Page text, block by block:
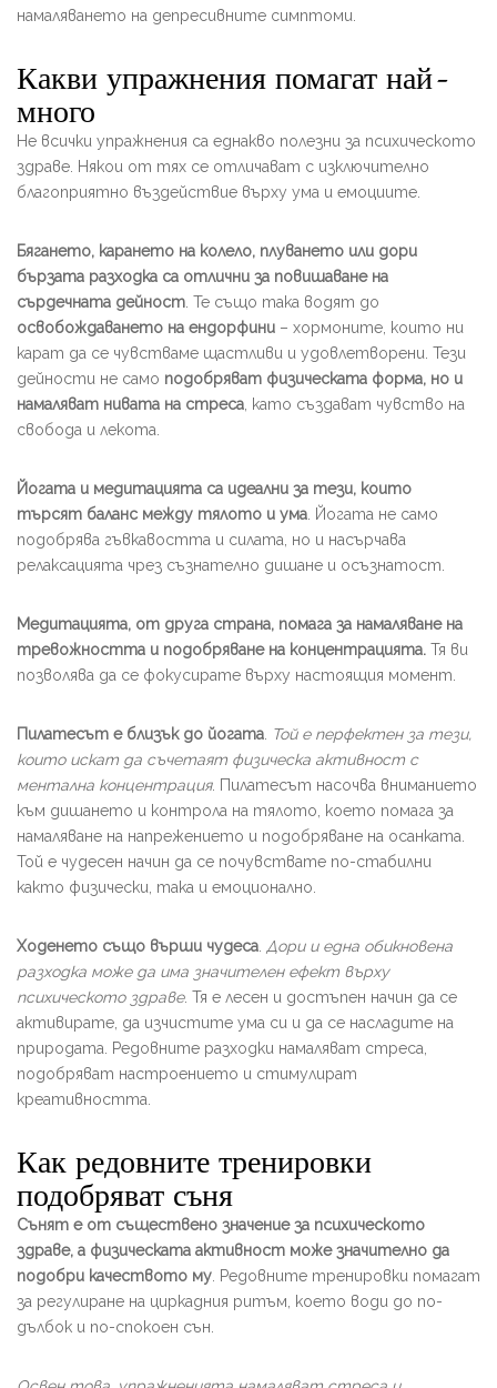
намаляването на депресивните симптоми.
Какви упражнения помагат най-
много
Не всички упражнения са еднакво полезни за психическото
здраве. Някои от тях се отличават с изключително
благоприятно въздействие върху ума и емоциите.
Бягането, карането на колело, плуването или дори
бързата разходка са отлични за повишаване на
сърдечната дейност . Те също така водят до
освобождаването на ендорфини – хормоните, които ни
карат да се чувстваме щастливи и удовлетворени. Тези
дейности не само подобряват физическата форма, но и
намаляват нивата на стреса , като създават чувство на
свобода и лекота.
Йогата и медитацията са идеални за тези, които
търсят баланс между тялото и ума . Йогата не само
подобрява гъвкавостта и силата, но и насърчава
релаксацията чрез съзнателно дишане и осъзнатост.
Медитацията, от друга страна, помага за намаляване на
тревожността и подобряване на концентрацията. Тя ви
позволява да се фокусирате върху настоящия момент.
Пилатесът е близък до йогата Той е перфектен за тези,
които искат да съчетаят физическа активност с
ментална концентрация. Пилатесът насочва вниманието
към дишането и контрола на тялото, което помага за
намаляване на напрежението и подобряване на осанката.
Той е чудесен начин да се почувствате по-стабилни
както физически, така и емоционално.
Ходенето също върши чудеса Дори и една обикновена
разходка може да има значителен ефект върху
психическото здраве. Тя е лесен и достъпен начин да се
активирате, да изчистите ума си и да се насладите на
природата. Редовните разходки намаляват стреса,
подобряват настроението и стимулират
креативността.
Как редовните тренировки
подобряват съня
Сънят е от съществено значение за психическото
здраве, а физическата активност може значително да
подобри качеството му . Редовните тренировки помагат
за регулиране на циркадния ритъм, което води до по-
дълбок и по-спокоен сън.